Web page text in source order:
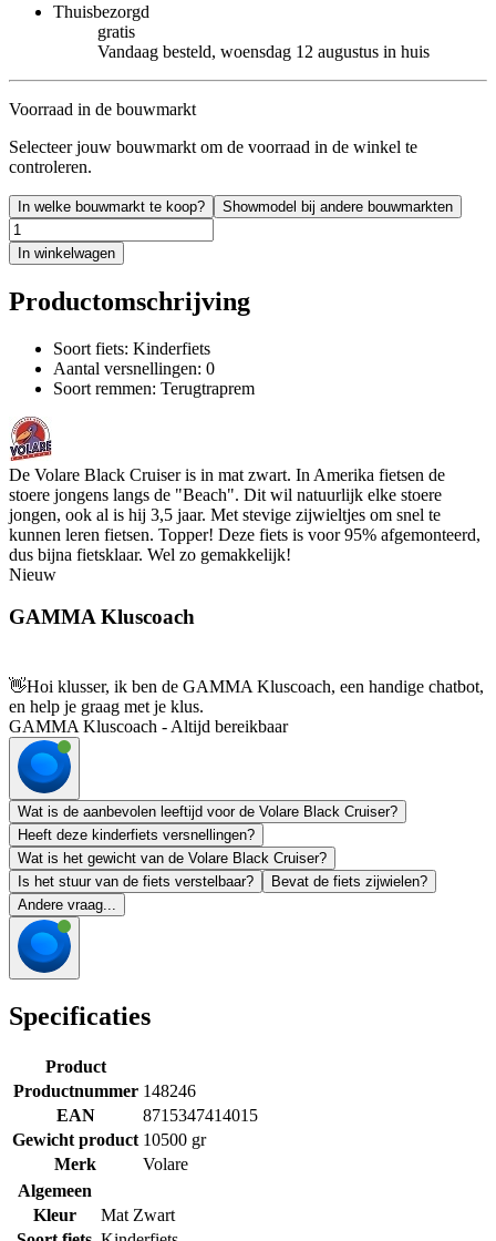
Thuisbezorgd
gratis
Vandaag besteld, woensdag 12 augustus in huis
Voorraad in de bouwmarkt
Selecteer jouw bouwmarkt om de voorraad in de winkel te
controleren.
In welke bouwmarkt te koop? Showmodel bij andere bouwmarkten
In winkelwagen
Productomschrijving
Soort fiets: Kinderfiets
Aantal versnellingen: 0
Soort remmen: Terugtraprem
De Volare Black Cruiser is in mat zwart. In Amerika fietsen de
stoere jongens langs de "Beach". Dit wil natuurlijk elke stoere
jongen, ook al is hij 3,5 jaar. Met stevige zijwieltjes om snel te
kunnen leren fietsen. Topper! Deze fiets is voor 95% afgemonteerd,
dus bijna fietsklaar. Wel zo gemakkelijk!
Nieuw
GAMMA Kluscoach
👋Hoi klusser, ik ben de GAMMA Kluscoach, een handige chatbot,
en help je graag met je klus.
GAMMA Kluscoach - Altijd bereikbaar
Wat is de aanbevolen leeftijd voor de Volare Black Cruiser?
Heeft deze kinderfiets versnellingen?
Wat is het gewicht van de Volare Black Cruiser?
Is het stuur van de fiets verstelbaar?
Bevat de fiets zijwielen?
Andere vraag...
Specificaties
Product
Productnummer 148246
EAN
8715347414015
Gewicht product 10500 gr
Merk
Volare
Algemeen
Kleur
Mat Zwart